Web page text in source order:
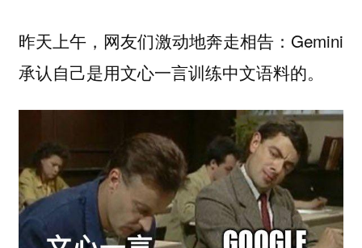
昨天上午，网友们激动地奔走相告：Gemini
承认自己是用文心一言训练中文语料的。